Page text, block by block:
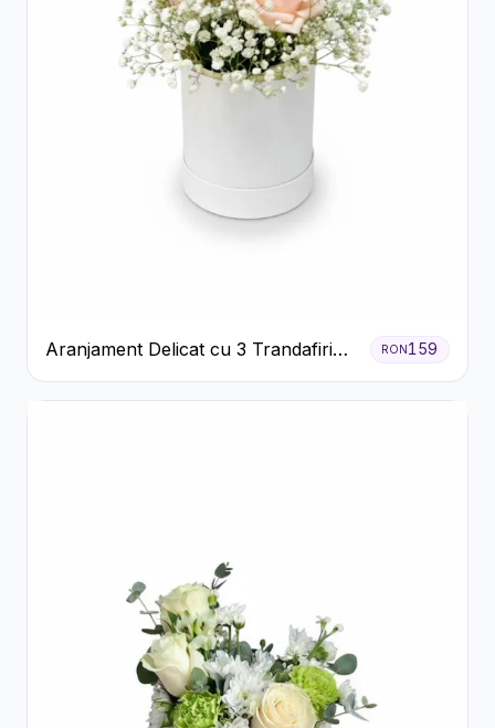
Aranjament Delicat cu 3 Trandafiri
Roz în Cutie Albă
RON159